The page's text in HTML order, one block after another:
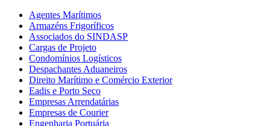
Agentes Marítimos
Armazéns Frigoríficos
Associados do SINDASP
Cargas de Projeto
Condomínios Logísticos
Despachantes Aduaneiros
Direito Marítimo e Comércio Exterior
Eadis e Porto Seco
Empresas Arrendatárias
Empresas de Courier
Engenharia Portuária